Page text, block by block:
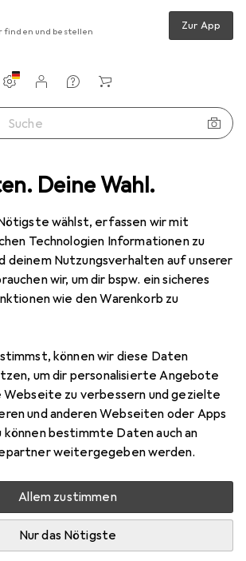
Deine Wahl.
wählst, erfassen wir mit
Technologien Informationen zu
deinem Nutzungsverhalten auf unserer
wir, um dir bspw. ein sicheres
wie den Warenkorb zu
können wir diese Daten
um dir personalisierte Angebote
Webseite zu verbessern und gezielte
und anderen Webseiten oder Apps
können bestimmte Daten auch an
weitergegeben werden.
Allem zustimmen
Nur das Nötigste
finden und bestellen Zur App
Einstellungen
Kundenkonto
Vergleichslisten
Merklisten
Warenkorb
Pergamon Luxus Super Soft Fellteppich Plush
5 Bilder
Super Soft
Marke
Mehr von Pergamon
an Lager beim Drittanbieter
für genaue Lieferzeit